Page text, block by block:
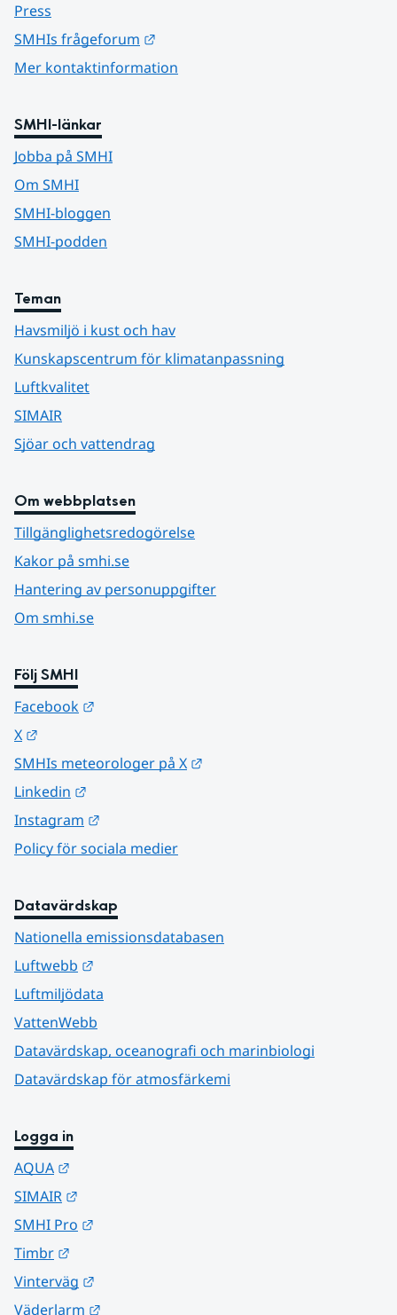
Press
SMHIs frågeforum
Mer kontaktinformation
SMHI-länkar
Jobba på SMHI
Om SMHI
SMHI-bloggen
SMHI-podden
Teman
Havsmiljö i kust och hav
Kunskapscentrum för klimatanpassning
Luftkvalitet
SIMAIR
Sjöar och vattendrag
Om webbplatsen
Tillgänglighetsredogörelse
Kakor på smhi.se
Hantering av personuppgifter
Om smhi.se
Följ SMHI
Facebook
X
SMHIs meteorologer på X
Linkedin
Instagram
Policy för sociala medier
Datavärdskap
Nationella emissionsdatabasen
Luftwebb
Luftmiljödata
VattenWebb
Datavärdskap, oceanografi och marinbiologi
Datavärdskap för atmosfärkemi
Logga in
AQUA
SIMAIR
SMHI Pro
Timbr
Vinterväg
Väderlarm